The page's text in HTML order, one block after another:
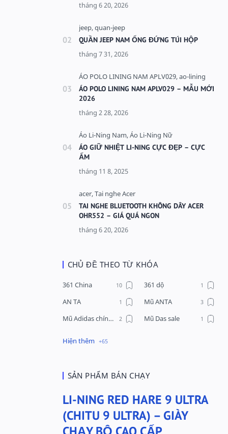
QUẦN JEEP NAM ỐNG ĐỨNG TÚI HỘP
ÁO POLO LINING NAM APLV029 – MẪU MỚI
2026
ÁO GIỮ NHIỆT LI-NING CỰC ĐẸP – CỰC
ẤM
TAI NGHE BLUETOOTH KHÔNG DÂY ACER
OHR552 – GIÁ QUÁ NGON
CHỦ ĐỀ THEO TỪ KHÓA
361 China
361 dộ
AN TA
Mũ ANTA
Mũ Adidas chính hãng
Mũ Das sale
Phụ kiện Acer
Quần nỉ nam Lining
Quần short nam Lining
Remax
Sale giày Anta nữ
SẢN PHẨM BÁN CHẠY
LI-NING RED HARE 9 ULTRA
(CHITU 9 ULTRA) – GIÀY